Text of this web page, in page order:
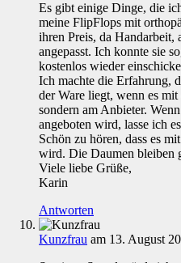
Es gibt einige Dinge, die
meine FlipFlops mit
ihren Preis, da Handarbeit,
angepasst. Ich konnte sie
kostenlos wieder
Ich machte die Erfahrung,
der Ware liegt, wenn es
sondern am Anbieter.
angeboten wird, lasse ich
Schön zu hören, dass es
wird. Die Daumen bleiben
Viele liebe Grüße,
Karin
Antworten
Kunzfrau am 13. August